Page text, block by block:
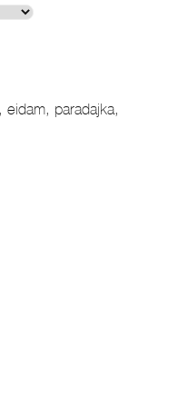
eidam, paradajka,